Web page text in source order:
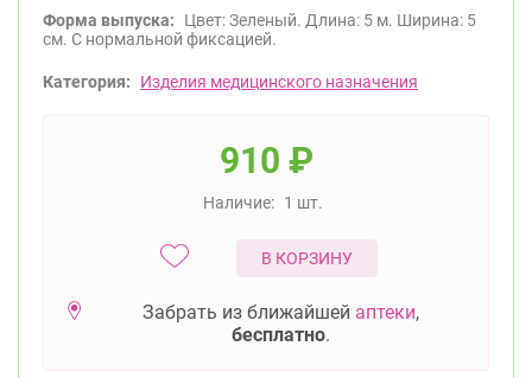
Форма выпуска:
Цвет: Зеленый. Длина: 5 м. Ширина: 5
см. С нормальной фиксацией.
Категория: Изделия медицинского назначения
910 ₽
Наличие: 1 шт.
В КОРЗИНУ
Забрать из ближайшей аптеки,
бесплатно.